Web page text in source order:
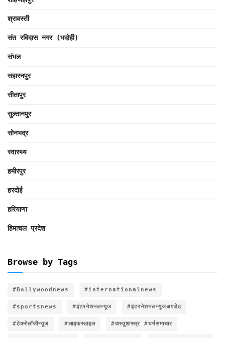
श्रावस्ती
संत रविदास नगर (भदोही)
संभल
सहारनपुर
सीतापुर
सुल्तानपुर
सोनभद्र
स्वास्थ्य
हमीरपुर
हरदोई
हरियाणा
हिमाचल प्रदेश
Browse by Tags
#Bollywoodnews #internationalnews
#sportsnews #इंटरनेशनलन्यूज #इंटरनेशनलन्यूजअपडेट
#टेक्नोलॉजीन्यूज #लाइफस्टाइल #वास्तुशास्त्र #धर्मसमाचार